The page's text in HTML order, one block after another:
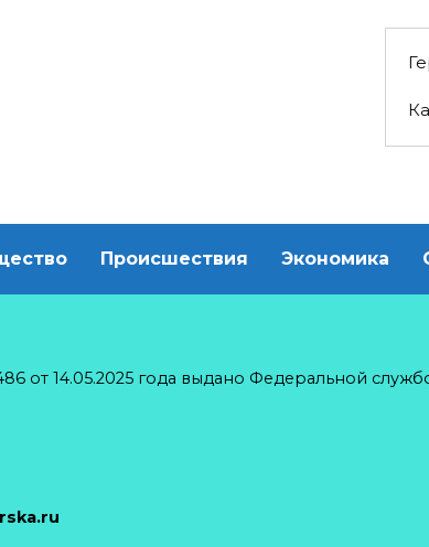
Происшествия Экономика
от 14.05.2025 года выдано Федеральной